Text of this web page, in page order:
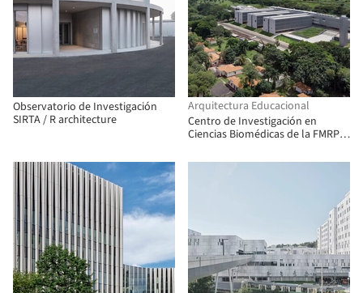
Observatorio de Investigación
SIRTA / R architecture
Arquitectura Educacional
Centro de Investigación en
Ciencias Biomédicas de la FMRP -
Arquitectos